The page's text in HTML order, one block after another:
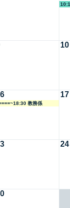
10
教務係
17
24